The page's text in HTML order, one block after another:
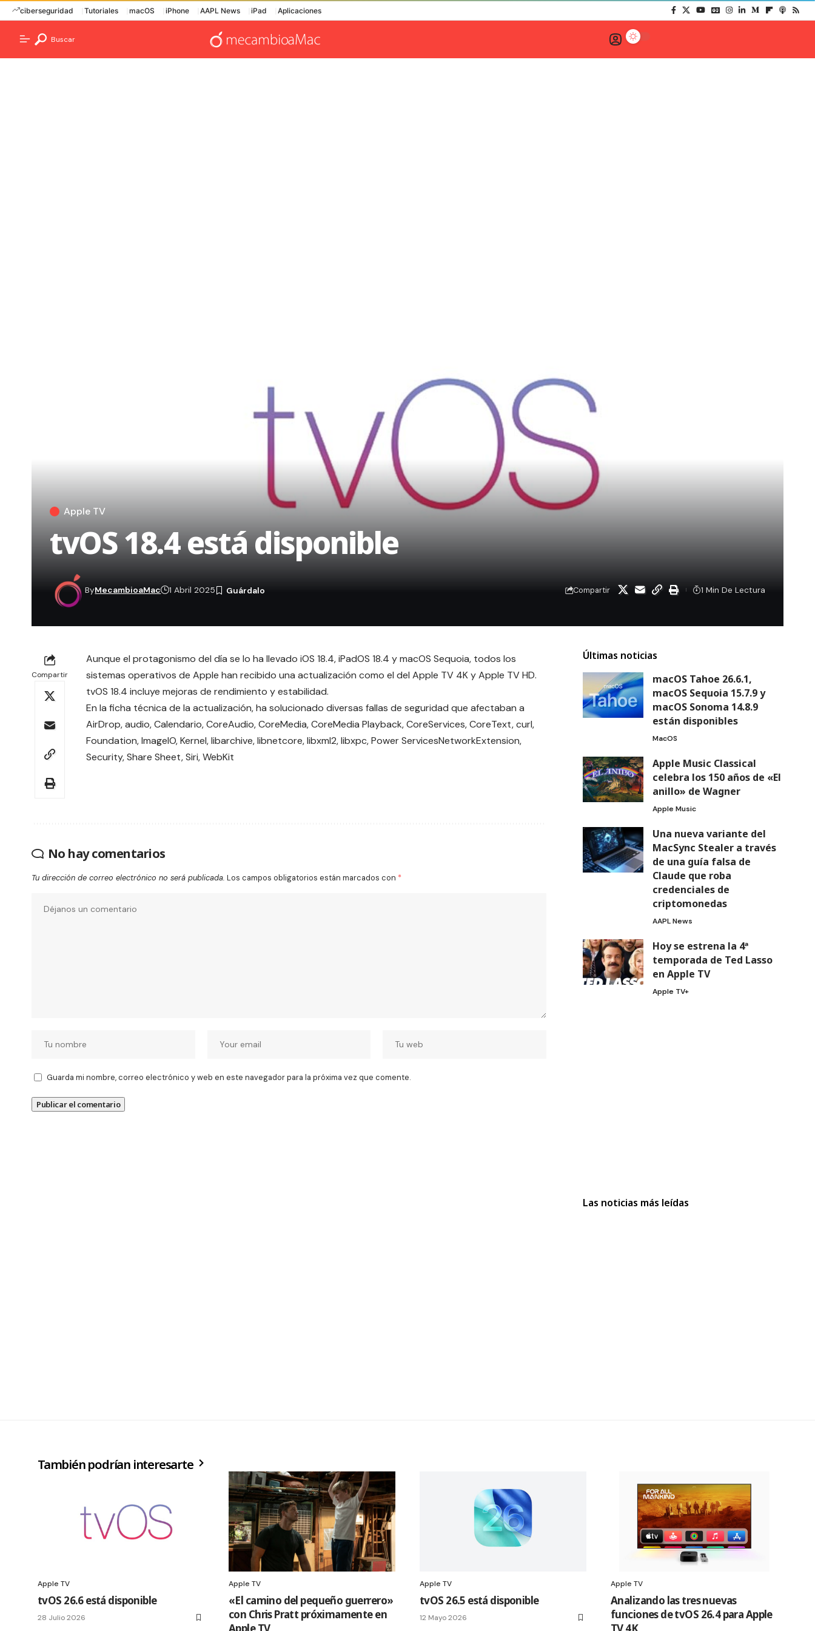
ciberseguridad Tutoriales macOS iPhone AAPL News iPad Aplicaciones
Buscar
Apple TV
tvOS 18.4 está disponible
ByMecambioaMac 1 Abril 2025 Compartir 1 Min De Lectura
Compartir
Aunque el protagonismo del día se lo ha llevado iOS 18.4, iPadOS 18.4 y macOS Sequoia, todos los
sistemas operativos de Apple han recibido una actualización como el del Apple TV 4K y Apple TV HD.
tvOS 18.4 incluye mejoras de rendimiento y estabilidad.
En la ficha técnica de la actualización, ha solucionado diversas fallas de seguridad que afectaban a
AirDrop, audio, Calendario, CoreAudio, CoreMedia, CoreMedia Playback, CoreServices, CoreText, curl,
Foundation, ImageIO, Kernel, libarchive, libnetcore, libxml2, libxpc, Power ServicesNetworkExtension,
Security, Share Sheet, Siri, WebKit
No hay comentarios
Tu dirección de correo electrónico no será publicada. Los campos obligatorios están marcados con *
Guarda mi nombre, correo electrónico y web en este navegador para la próxima vez que comente.
Últimas noticias
macOS Tahoe 26.6.1,
macOS Sequoia 15.7.9 y
macOS Sonoma 14.8.9
están disponibles
MacOS
Apple Music Classical
celebra los 150 años de «El
anillo» de Wagner
Apple Music
Una nueva variante del
MacSync Stealer a través
de una guía falsa de
Claude que roba
credenciales de
criptomonedas
AAPL News
Hoy se estrena la 4ª
temporada de Ted Lasso
en Apple TV
Apple TV+
Las noticias más leídas
También podrían interesarte
Apple TV
tvOS 26.6 está disponible
28 Julio 2026
Apple TV
«El camino del pequeño guerrero»
con Chris Pratt próximamente en
Apple TV
tvOS 26.5 está disponible
12 Mayo 2026
Apple TV
Analizando las tres nuevas
funciones de tvOS 26.4 para Apple